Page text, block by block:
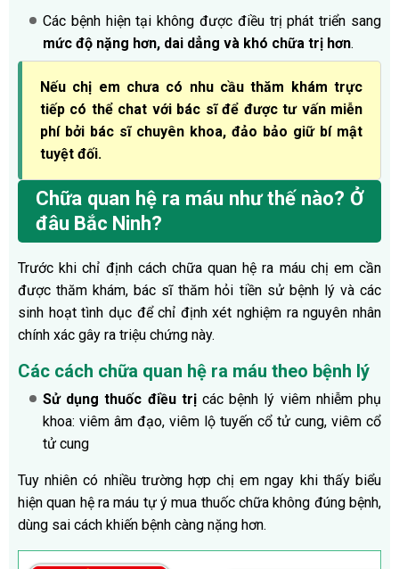
Các bệnh hiện tại không được điều trị phát triển sang
mức độ nặng hơn, dai dẳng và khó chữa trị hơn.
Nếu chị em chưa có nhu cầu thăm khám trực
tiếp có thể chat với bác sĩ để được tư vấn miễn
phí bởi bác sĩ chuyên khoa, đảo bảo giữ bí mật
tuyệt đối.
Chữa quan hệ ra máu như thế nào? Ở
đâu Bắc Ninh?
Trước khi chỉ định cách chữa quan hệ ra máu chị em cần
được thăm khám, bác sĩ thăm hỏi tiền sử bệnh lý và các
sinh hoạt tình dục để chỉ định xét nghiệm ra nguyên nhân
chính xác gây ra triệu chứng này.
Các cách chữa quan hệ ra máu theo bệnh lý
Sử dụng thuốc điều trịcác bệnh lý viêm nhiễm phụ
khoa: viêm âm đạo, viêm lộ tuyến cổ tử cung, viêm cổ
tử cung
Tuy nhiên có nhiều trường hợp chị em ngay khi thấy biểu
hiện quan hệ ra máu tự ý mua thuốc chữa không đúng bệnh,
dùng sai cách khiến bệnh càng nặng hơn.